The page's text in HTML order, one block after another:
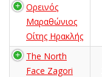
Ορεινός
Μαραθώνιος
Οίτης Ηρακλής
The North
Face Zagori